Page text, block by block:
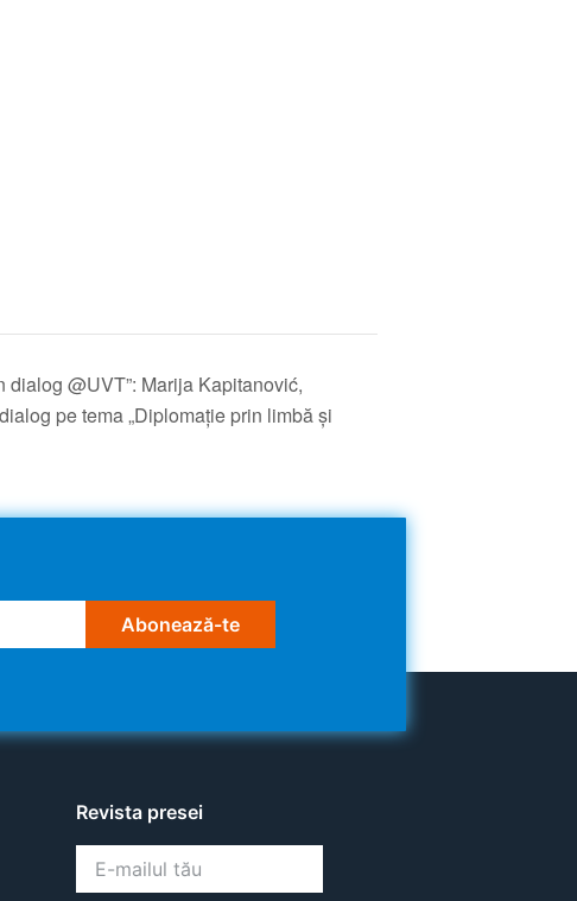
@UVT”: Marija Kapitanović,
pe tema „Diplomație prin limbă și
Abonează-te
Revista presei